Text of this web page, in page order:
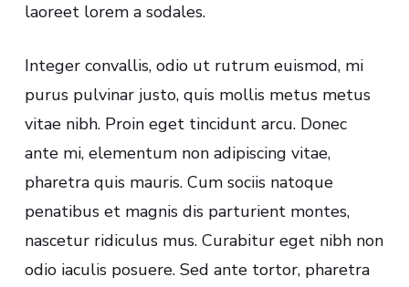
laoreet lorem a sodales.
Integer convallis, odio ut rutrum euismod, mi
purus pulvinar justo, quis mollis metus metus
vitae nibh. Proin eget tincidunt arcu. Donec
ante mi, elementum non adipiscing vitae,
pharetra quis mauris. Cum sociis natoque
penatibus et magnis dis parturient montes,
nascetur ridiculus mus. Curabitur eget nibh non
odio iaculis posuere. Sed ante tortor, pharetra